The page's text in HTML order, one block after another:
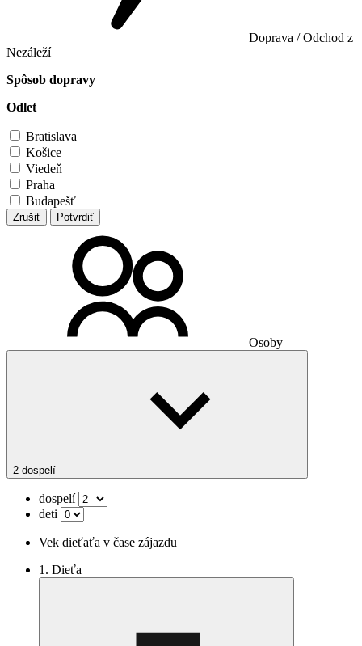
Doprava / Odchod z
Nezáleží
Spôsob dopravy
Odlet
Bratislava
Košice
Viedeň
Praha
Budapešť
Zrušiť Potvrdiť
Osoby
2 dospelí
dospelí
deti
Vek dieťaťa v čase zájazdu
1. Dieťa